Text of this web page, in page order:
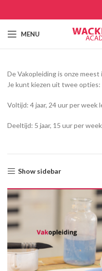
MENU
De Vakopleiding is onze
Je kunt kiezen uit twee opties:
Voltijd: 4 jaar, 24 uur per week
Deeltijd: 5 jaar, 15 uur per
Show sidebar